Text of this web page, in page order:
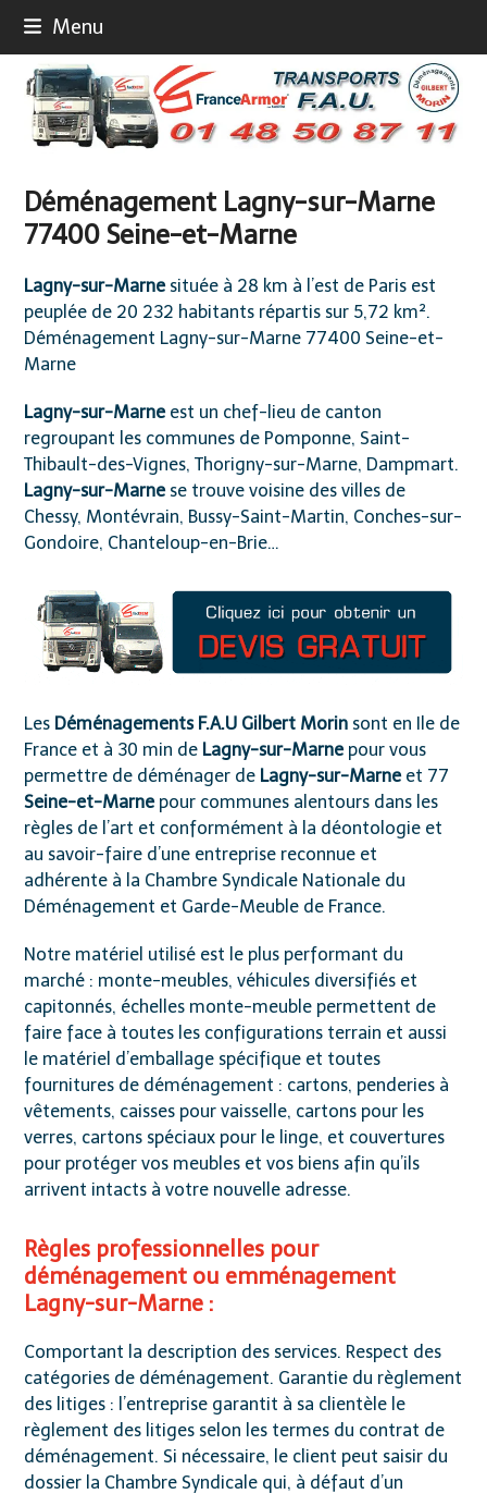
content
Menu
Déménagement Lagny-sur-Marne
77400 Seine-et-Marne
Lagny-sur-Marnesituée à 28 km à l’est de Paris est
peuplée de 20 232 habitants répartis sur 5,72 km².
Déménagement Lagny-sur-Marne 77400 Seine-et-
Marne
Lagny-sur-Marneest un chef-lieu de canton
regroupant les communes de Pomponne, Saint-
Thibault-des-Vignes, Thorigny-sur-Marne, Dampmart.
Lagny-sur-Marnese trouve voisine des villes de
Chessy, Montévrain, Bussy-Saint-Martin, Conches-sur-
Gondoire, Chanteloup-en-Brie…
Les Déménagements F.A.U Gilbert Morin sont en Ile de
France et à 30 min de Lagny-sur-Marnepour vous
permettre de déménager de Lagny-sur-Marneet 77
Seine-et-Marnepour communes alentours dans les
règles de l’art et conformément à la déontologie et
au savoir-faire d’une entreprise reconnue et
adhérente à la Chambre Syndicale Nationale du
Déménagement et Garde-Meuble de France.
Notre matériel utilisé est le plus performant du
marché : monte-meubles, véhicules diversifiés et
capitonnés, échelles monte-meuble permettent de
faire face à toutes les configurations terrain et aussi
le matériel d’emballage spécifique et toutes
fournitures de déménagement : cartons, penderies à
vêtements, caisses pour vaisselle, cartons pour les
verres, cartons spéciaux pour le linge, et couvertures
pour protéger vos meubles et vos biens afin qu’ils
arrivent intacts à votre nouvelle adresse.
Règles professionnelles pour
déménagement ou emménagement
Lagny-sur-Marne :
Comportant la description des services. Respect des
catégories de déménagement. Garantie du règlement
des litiges : l’entreprise garantit à sa clientèle le
règlement des litiges selon les termes du contrat de
déménagement. Si nécessaire, le client peut saisir du
dossier la Chambre Syndicale qui, à défaut d’un